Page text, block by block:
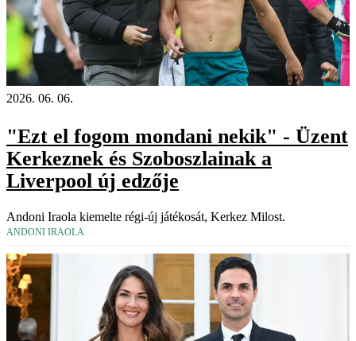
2026. 06. 06.
"Ezt el fogom mondani nekik" - Üzent
Kerkeznek és Szoboszlainak a
Liverpool új edzője
Andoni Iraola kiemelte régi-új játékosát, Kerkez Milost.
ANDONI IRAOLA